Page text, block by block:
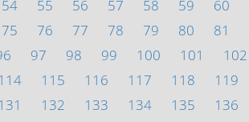
54 55 56 57 58 59 60
75 76 77 78 79 80 81
97 98 99 100 101 102
114 115 116 117 118 119
131 132 133 134 135 136